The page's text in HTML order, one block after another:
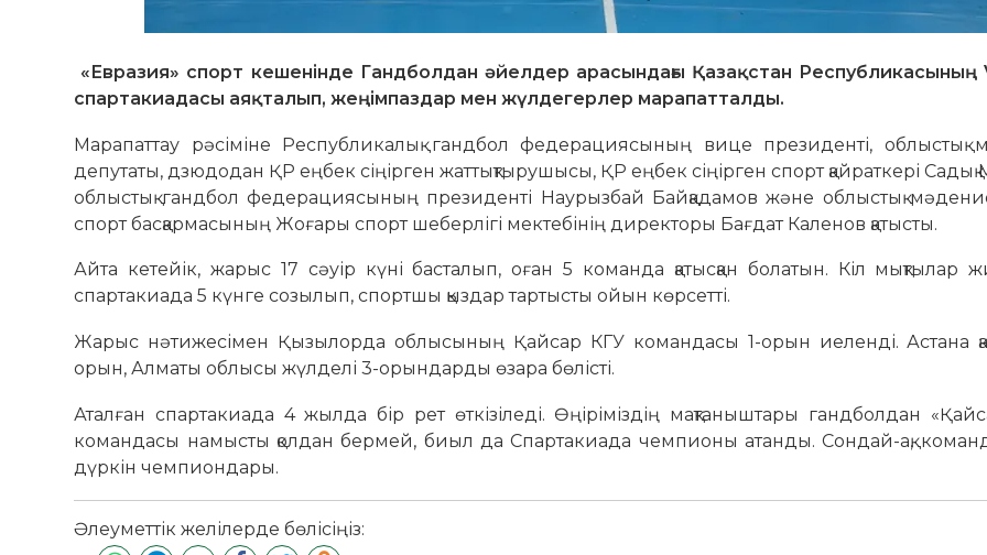
«Евразия» спорт кешенінде Гандболдан әйелдер арасындағы Қазақстан Республикасының
спартакиадасы аяқталып, жеңімпаздар мен жүлдегерлер марапатталды.
Марапаттау рәсіміне Республикалық гандбол федерациясының вице президенті, облыстық
депутаты, дзюдодан ҚР еңбек сіңірген жаттықтырушысы, ҚР еңбек сіңірген спорт қайраткері Садық
облыстық гандбол федерациясының президенті Наурызбай Байқадамов және облыстық
спорт басқармасының Жоғары спорт шеберлігі мектебінің директоры Бағдат Каленов қатысты.
Айта кетейік, жарыс 17 сәуір күні басталып, оған 5 команда қатысқан болатын. Кіл мықтылар
спартакиада 5 күнге созылып, спортшы қыздар тартысты ойын көрсетті.
Жарыс нәтижесімен Қызылорда облысының Қайсар КГУ командасы 1-орын иеленді. Астана
орын, Алматы облысы жүлделі 3-орындарды өзара бөлісті.
Аталған спартакиада 4 жылда бір рет өткізіледі. Өңіріміздің мақтаныштары гандболдан
командасы намысты қолдан бермей, биыл да Спартакиада чемпионы атанды. Сондай-ақ,
дүркін чемпиондары.
Әлеуметтік желілерде бөлісіңіз: